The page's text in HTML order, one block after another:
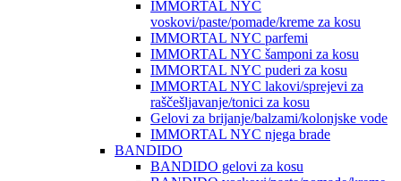
IMMORTAL NYC
voskovi/paste/pomade/kreme za kosu
IMMORTAL NYC parfemi
IMMORTAL NYC šamponi za kosu
IMMORTAL NYC puderi za kosu
IMMORTAL NYC lakovi/sprejevi za
raščešljavanje/tonici za kosu
Gelovi za brijanje/balzami/kolonjske vode
IMMORTAL NYC njega brade
BANDIDO
BANDIDO gelovi za kosu